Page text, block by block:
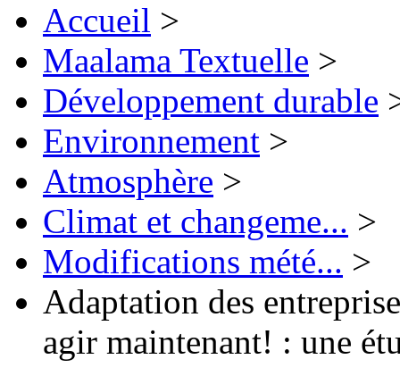
Accueil >
Maalama Textuelle >
Développement durable
Environnement >
Atmosphère >
Climat et changeme... >
Modifications mété... >
Adaptation des
agir maintenant! : une